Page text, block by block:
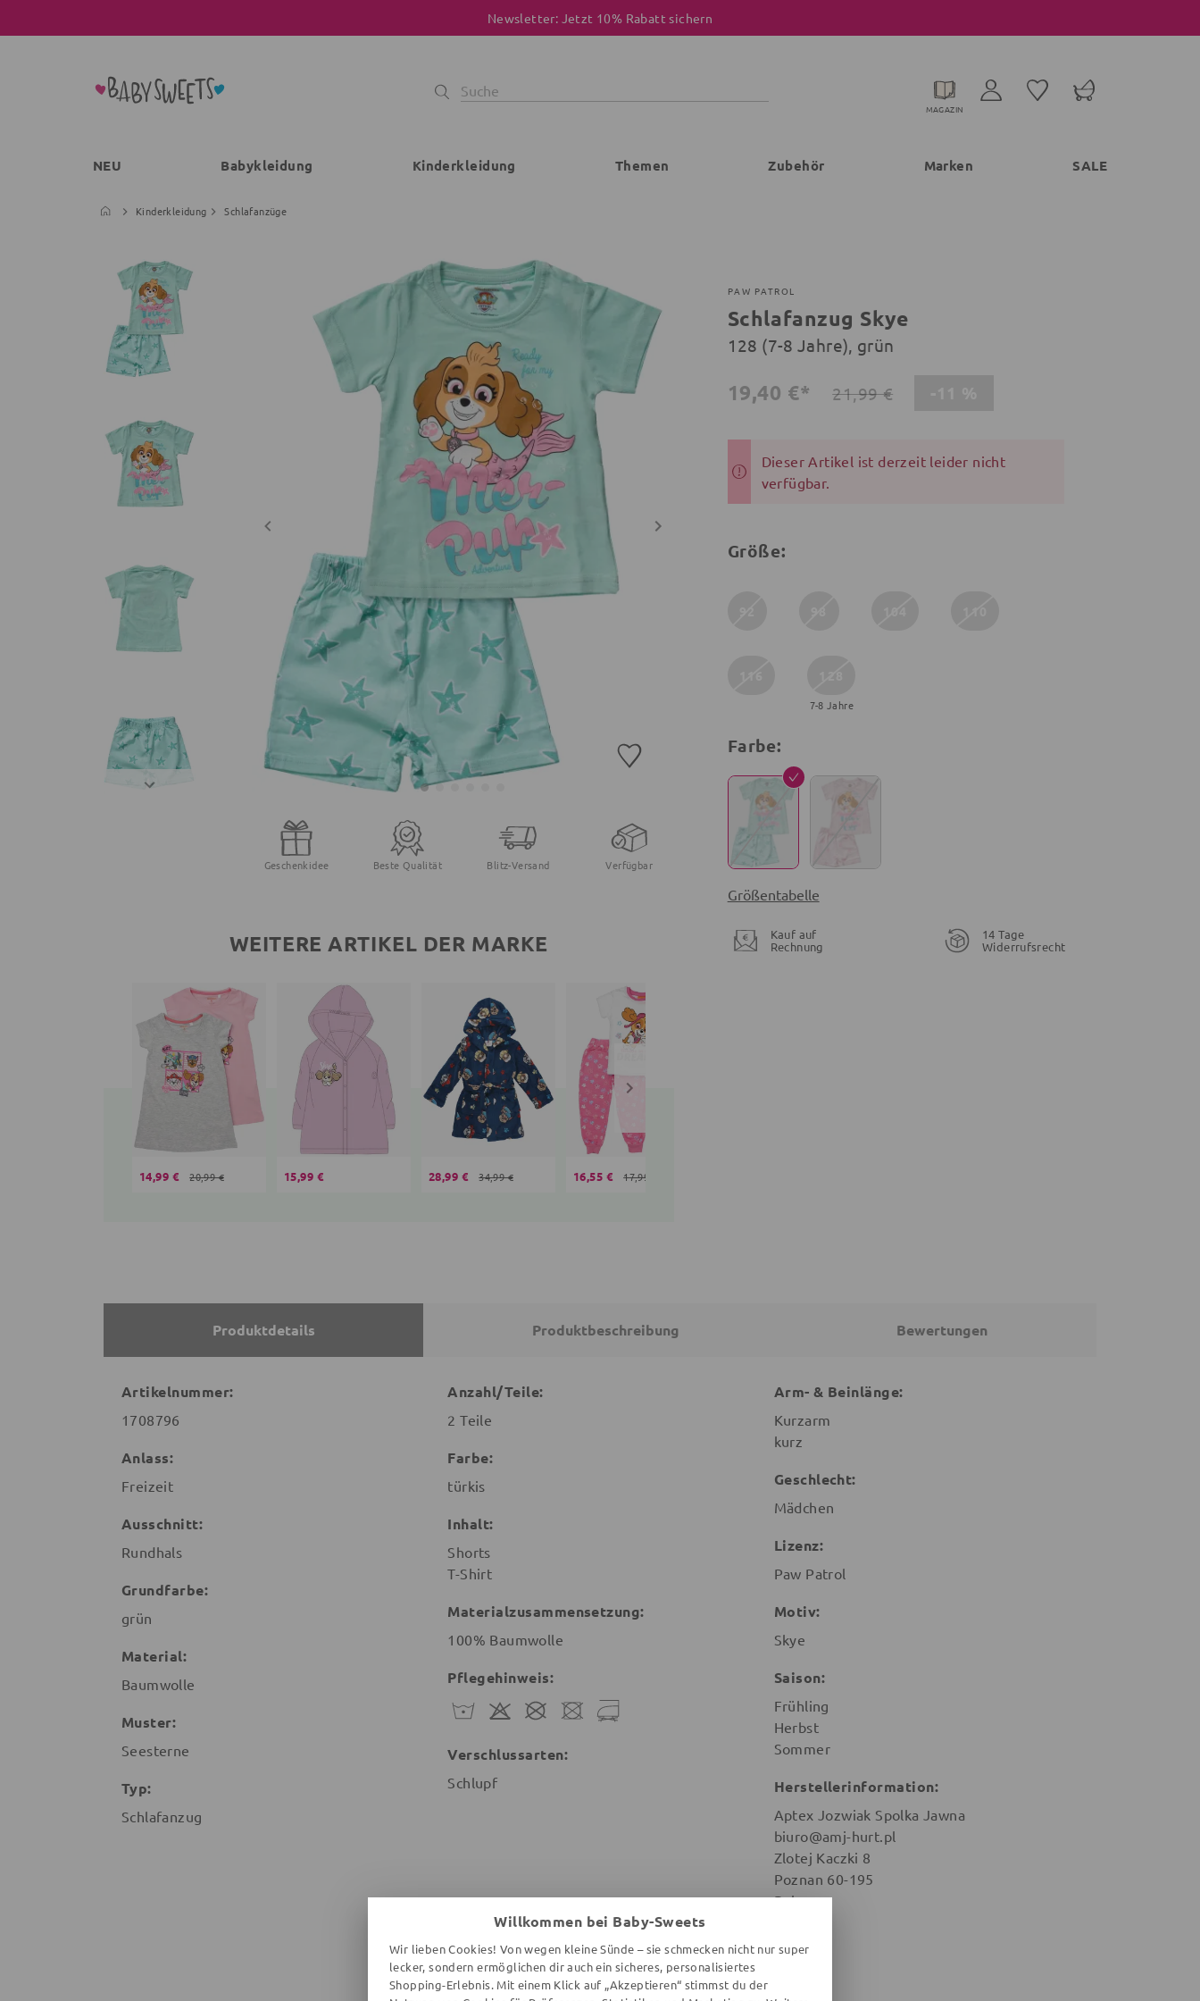
Newsletter: Jetzt 10% Rabatt sichern
MAGAZIN
NEU Babykleidung Kinderkleidung Themen Zubehör Marken SALE
Kinderkleidung Schlafanzüge
Geschenkidee Beste Qualität Blitz-Versand Verfügbar
WEITERE ARTIKEL DER MARKE
14,99 € 20,99 € 15,99 € 28,99 € 34,99 € 16,55 € 17,99 €
PAW PATROL
Schlafanzug Skye
128 (7-8 Jahre), grün
19,40 €* 21,99 €
Dieser Artikel ist derzeit leider nicht
verfügbar.
Größe:
7-8 Jahre
Farbe:
Größentabelle
Kauf auf
Rechnung
14 Tage
Widerrufsrecht
Produktdetails Produktbeschreibung Bewertungen
Artikelnummer:
1708796
Anlass:
Freizeit
Ausschnitt:
Rundhals
Grundfarbe:
grün
Material:
Baumwolle
Muster:
Seesterne
Typ:
Schlafanzug
Anzahl/Teile:
2 Teile
Farbe:
türkis
Inhalt:
Shorts
T-Shirt
Materialzusammensetzung:
100% Baumwolle
Pflegehinweis:
Verschlussarten:
Schlupf
Arm- & Beinlänge:
Kurzarm
kurz
Geschlecht:
Mädchen
Lizenz:
Paw Patrol
Motiv:
Skye
Saison:
Frühling
Herbst
Sommer
Herstellerinformation:
Aptex Jozwiak Spolka Jawna
biuro@amj-hurt.pl
Zlotej Kaczki 8
Poznan 60-195
Polen
Willkommen bei Baby-Sweets
Wir lieben Cookies! Von wegen kleine Sünde – sie schmecken nicht nur super
lecker, sondern ermöglichen dir auch ein sicheres, personalisiertes
Shopping-Erlebnis. Mit einem Klick auf „Akzeptieren“ stimmst du der